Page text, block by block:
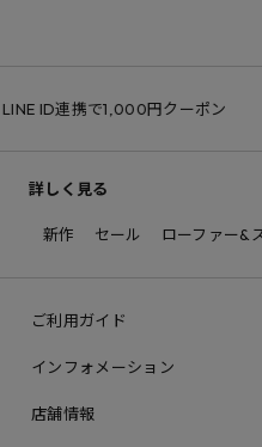
ID連携で1,000円クーポン
詳しく見る
新作 セール ローファー&
ご利用ガイド
インフォメーション
店舗情報